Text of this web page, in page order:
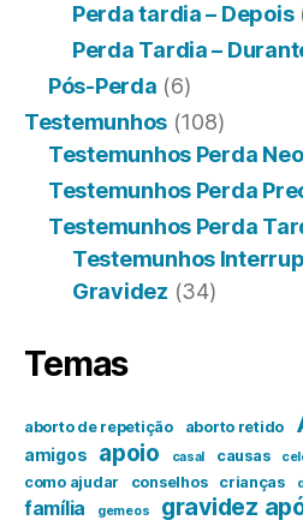
Perda tardia – Depois
Perda Tardia –
Pós-Perda (6)
Testemunhos (108)
Testemunhos Perda
Testemunhos Perda
Testemunhos Perda
Testemunhos
Gravidez (34)
Temas
aborto de repetição aborto retido
amigos apoio casal causas
como ajudar conselhos crianças
família gemeos gravidez